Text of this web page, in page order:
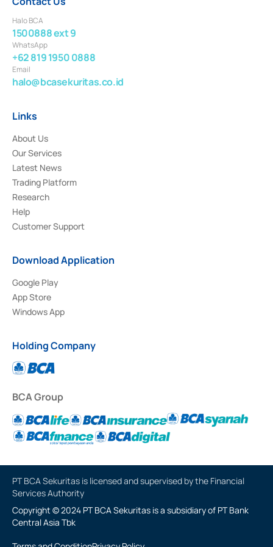
Halo BCA
1500888 ext 9
WhatsApp
+62 819 1950 0888
Email
halo@bcasekuritas.co.id
Links
About Us
Our Services
Latest News
Trading Platform
Research
Help
Customer Support
Download Application
Google Play
App Store
Windows App
Holding Company
BCA Group
PT BCA Sekuritas is licensed and supervised by the Financial
Services Authority
Copyright © 2024 PT BCA Sekuritas is a subsidiary of PT Bank
Central Asia Tbk